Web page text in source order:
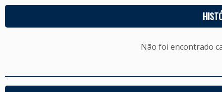
Não foi encontrado